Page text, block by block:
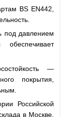
BS EN442,
под давлением
—
покрытия,
Российской
в Москве,